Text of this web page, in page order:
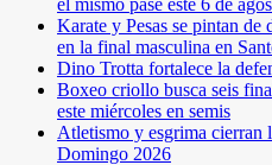
el mismo pase este 6 de
Karate y Pesas se pintan de
en la final masculina en
Dino Trotta fortalece la
Boxeo criollo busca seis
este miércoles en semis
Atletismo y esgrima cierran
Domingo 2026